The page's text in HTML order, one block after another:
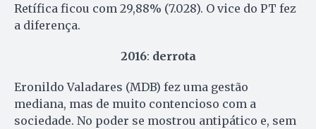
Retífica ficou com 29,88% (7.028). O vice do PT fez
a diferença.
2016: derrota
Eronildo Valadares (MDB) fez uma gestão
mediana, mas de muito contencioso com a
sociedade. No poder se mostrou antipático e, sem